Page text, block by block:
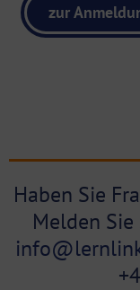
zur
Haben Sie
Melden